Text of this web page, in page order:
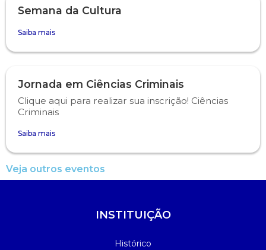
Semana da Cultura
Saiba mais
Jornada em Ciências Criminais
Clique aqui para realizar sua inscrição! Ciências
Criminais
Saiba mais
Veja outros eventos
INSTITUIÇÃO
Histórico